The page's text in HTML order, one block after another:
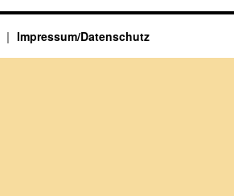
Impressum/Datenschutz